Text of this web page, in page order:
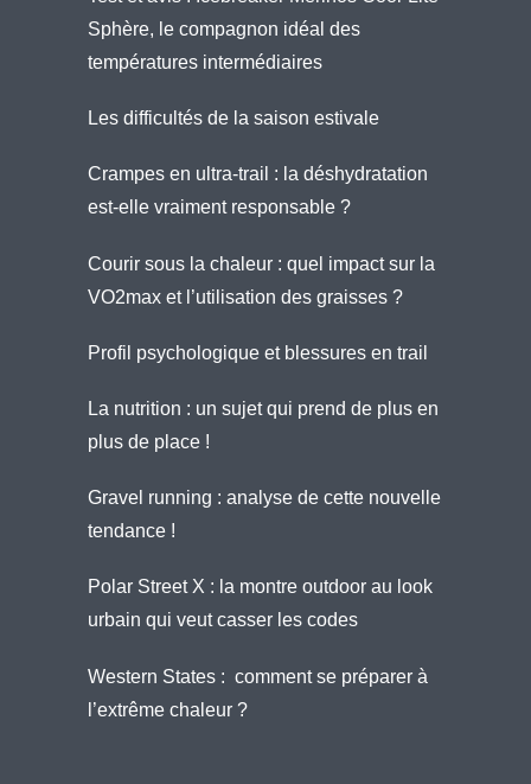
Sphère, le compagnon idéal des
températures intermédiaires
Les difficultés de la saison estivale
Crampes en ultra-trail : la déshydratation
est-elle vraiment responsable ?
Courir sous la chaleur : quel impact sur la
VO2max et l’utilisation des graisses ?
Profil psychologique et blessures en trail
La nutrition : un sujet qui prend de plus en
plus de place !
Gravel running : analyse de cette nouvelle
tendance !
Polar Street X : la montre outdoor au look
urbain qui veut casser les codes
Western States : comment se préparer à
l’extrême chaleur ?